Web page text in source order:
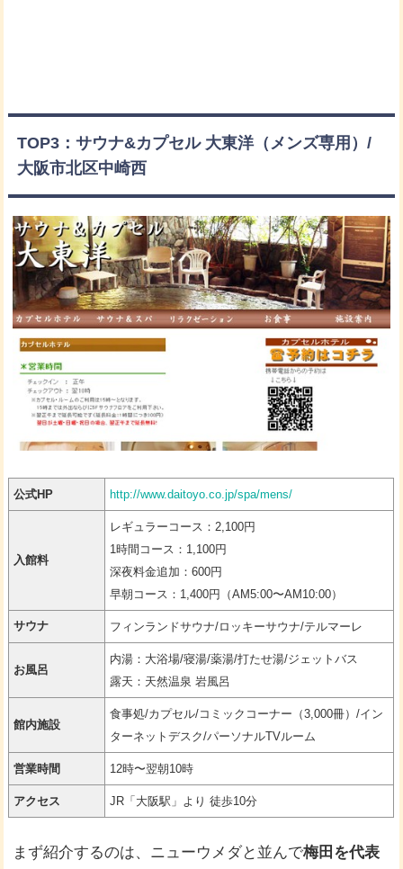
TOP3：サウナ&カプセル 大東洋（メンズ専用）/
大阪市北区中崎西
公式HP http://www.daitoyo.co.jp/spa/mens/
入館料
レギュラーコース：2,100円
1時間コース：1,100円
深夜料金追加：600円
早朝コース：1,400円（AM5:00〜AM10:00）
サウナ フィンランドサウナ/ロッキーサウナ/テルマーレ
お風呂
内湯：大浴場/寝湯/薬湯/打たせ湯/ジェットバス
露天：天然温泉 岩風呂
館内施設
食事処/カプセル/コミックコーナー（3,000冊）/イン
ターネットデスク/パーソナルTVルーム
営業時間 12時〜翌朝10時
アクセス JR「大阪駅」より 徒歩10分
まず紹介するのは、ニューウメダと並んで梅田を代表